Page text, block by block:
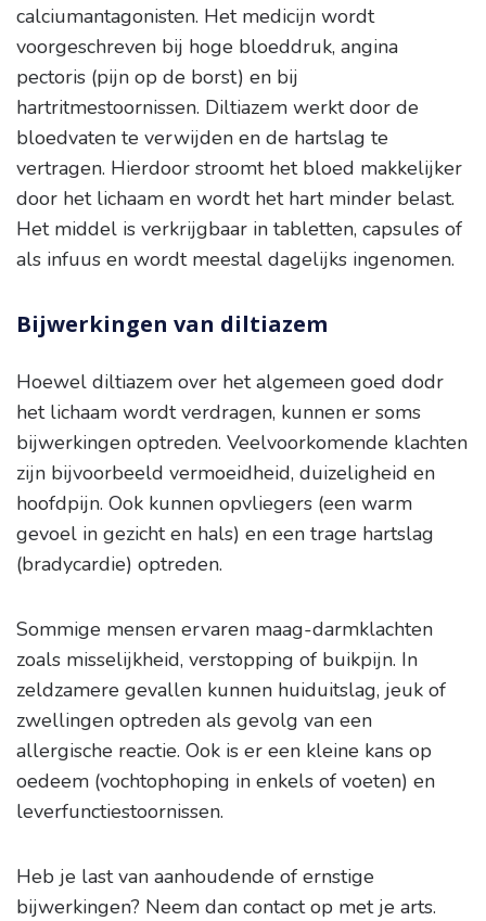
calciumantagonisten. Het medicijn wordt
voorgeschreven bij hoge bloeddruk, angina
pectoris (pijn op de borst) en bij
hartritmestoornissen. Diltiazem werkt door de
bloedvaten te verwijden en de hartslag te
vertragen. Hierdoor stroomt het bloed makkelijker
door het lichaam en wordt het hart minder belast.
Het middel is verkrijgbaar in tabletten, capsules of
als infuus en wordt meestal dagelijks ingenomen.
Bijwerkingen van diltiazem
Hoewel diltiazem over het algemeen goed dodr
het lichaam wordt verdragen, kunnen er soms
bijwerkingen optreden. Veelvoorkomende klachten
zijn bijvoorbeeld vermoeidheid, duizeligheid en
hoofdpijn. Ook kunnen opvliegers (een warm
gevoel in gezicht en hals) en een trage hartslag
(bradycardie) optreden.
Sommige mensen ervaren maag-darmklachten
zoals misselijkheid, verstopping of buikpijn. In
zeldzamere gevallen kunnen huiduitslag, jeuk of
zwellingen optreden als gevolg van een
allergische reactie. Ook is er een kleine kans op
oedeem (vochtophoping in enkels of voeten) en
leverfunctiestoornissen.
Heb je last van aanhoudende of ernstige
bijwerkingen? Neem dan contact op met je arts.